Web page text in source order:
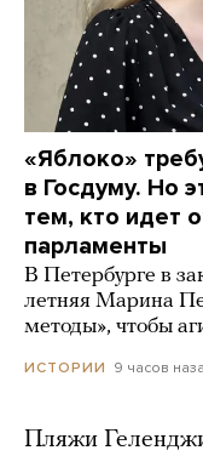
«Яблоко»
в Госдуму. Но
тем, кто идет
парламенты
В Петербурге в
летняя Марина
методы», чтобы
ИСТОРИИ 9 часов
Пляжи